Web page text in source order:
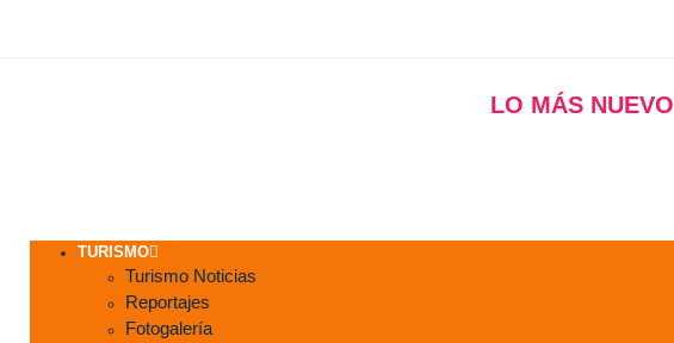
LO MÁS NUEVO
TURISMO
Turismo Noticias
Reportajes
Fotogalería